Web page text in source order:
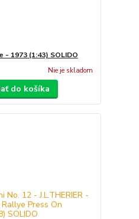
1973 (1:43) SOLIDO
Nie je skladom
do košíka